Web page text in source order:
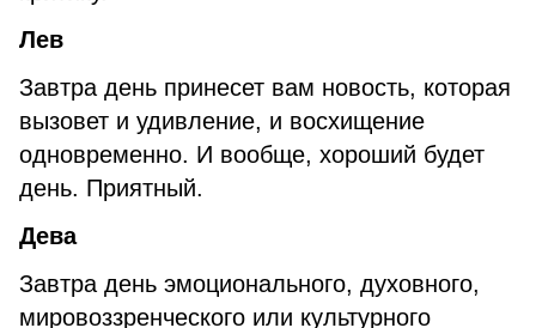
Лев
Завтра день принесет вам новость, которая
вызовет и удивление, и восхищение
одновременно. И вообще, хороший будет
день. Приятный.
Дева
Завтра день эмоционального, духовного,
мировоззренческого или культурного